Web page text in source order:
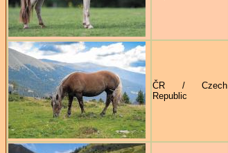
ČR / Czech
Republic